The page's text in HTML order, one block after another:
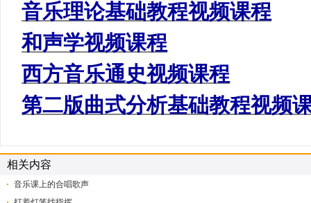
音乐理论基础教程视频课程
和声学视频课程
西方音乐通史视频课程
第二版曲式分析基础教程视频
相关内容
音乐课上的合唱歌声